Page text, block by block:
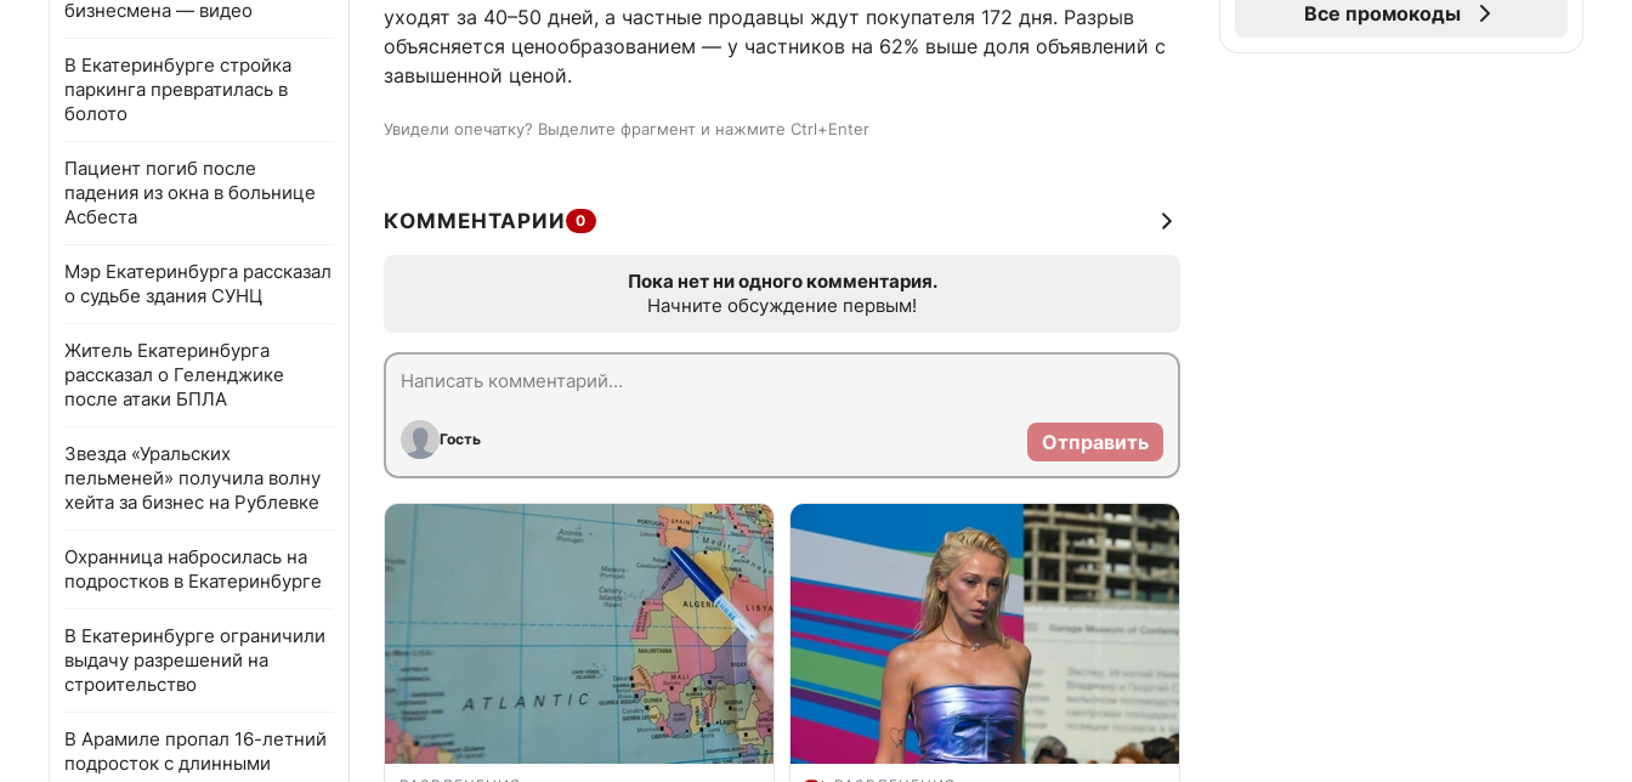
бизнесмена — видео
В Екатеринбурге стройка
паркинга превратилась в
болото
Пациент погиб после
падения из окна в больнице
Асбеста
Мэр Екатеринбурга рассказал
о судьбе здания СУНЦ
Житель Екатеринбурга
рассказал о Геленджике
после атаки БПЛА
Звезда «Уральских
пельменей» получила волну
хейта за бизнес на Рублевке
Охранница набросилась на
подростков в Екатеринбурге
В Екатеринбурге ограничили
выдачу разрешений на
строительство
В Арамиле пропал 16-летний
подросток с длинными
уходят за 40–50 дней, а частные продавцы ждут покупателя 172 дня. Разрыв
объясняется ценообразованием — у частников на 62% выше доля объявлений с
завышенной ценой.
Увидели опечатку? Выделите фрагмент и нажмите Ctrl+Enter
КОММЕНТАРИИ 0
Пока нет ни одного комментария.
Начните обсуждение первым!
Гость Отправить
Все промокоды